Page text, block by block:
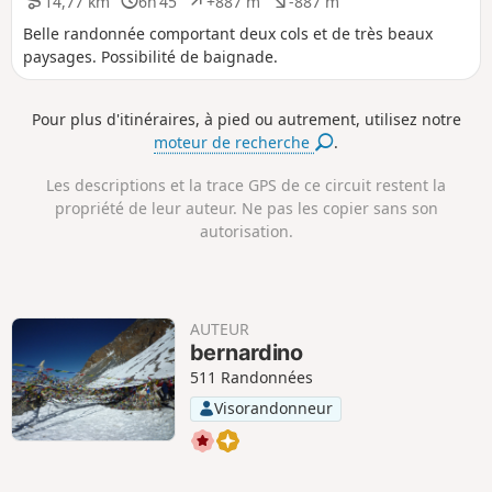
i
f
i
D
i
s
t
D
u
r
é
D
é
n
i
l
é
o
s
D
é
n
i
l
é
é
g
a
Belle randonnée comportant deux cols et de très beaux
paysages. Possibilité de baignade.
Pour plus d'itinéraires, à pied ou autrement, utilisez notre
moteur de recherche
.
Les descriptions et la trace GPS de ce circuit restent la
propriété de leur auteur. Ne pas les copier sans son
autorisation.
AUTEUR
bernardino
511 Randonnées
Visorandonneur